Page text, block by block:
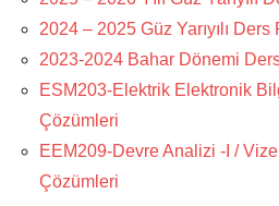
2024 – 2025 Güz Yarıyılı Ders
2023-2024 Bahar Dönemi
ESM203-Elektrik Elektronik
Çözümleri
EEM209-Devre Analizi -I /
Çözümleri